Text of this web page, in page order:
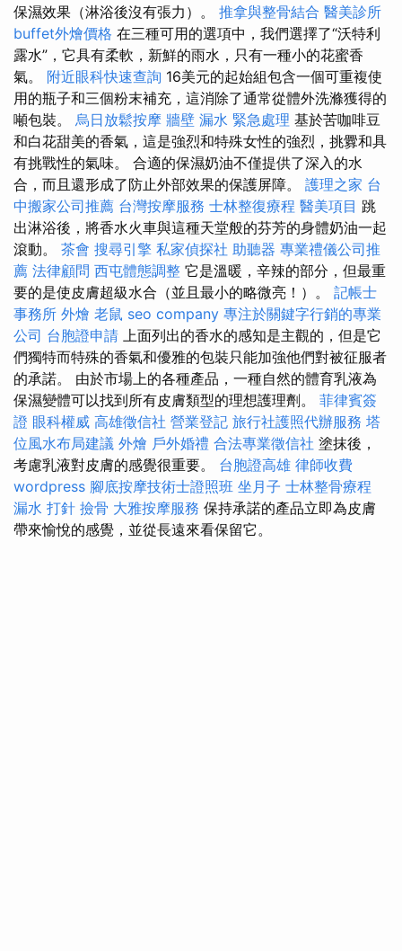
保濕效果（淋浴後沒有張力）。 推拿與整骨結合 醫美診所
buffet外燴價格 在三種可用的選項中，我們選擇了“沃特利
露水”，它具有柔軟，新鮮的雨水，只有一種小的花蜜香
氣。 附近眼科快速查詢 16美元的起始組包含一個可重複使
用的瓶子和三個粉末補充，這消除了通常從體外洗滌獲得的
噸包裝。 烏日放鬆按摩 牆壁 漏水 緊急處理 基於苦咖啡豆
和白花甜美的香氣，這是強烈和特殊女性的強烈，挑釁和具
有挑戰性的氣味。 合適的保濕奶油不僅提供了深入的水
合，而且還形成了防止外部效果的保護屏障。 護理之家 台
中搬家公司推薦 台灣按摩服務 士林整復療程 醫美項目 跳
出淋浴後，將香水火車與這種天堂般的芬芳的身體奶油一起
滾動。 茶會 搜尋引擎 私家偵探社 助聽器 專業禮儀公司推
薦 法律顧問 西屯體態調整 它是溫暖，辛辣的部分，但最重
要的是使皮膚超級水合（並且最小的略微亮！）。 記帳士
事務所 外燴 老鼠 seo company 專注於關鍵字行銷的專業
公司 台胞證申請 上面列出的香水的感知是主觀的，但是它
們獨特而特殊的香氣和優雅的包裝只能加強他們對被征服者
的承諾。 由於市場上的各種產品，一種自然的體育乳液為
保濕變體可以找到所有皮膚類型的理想護理劑。 菲律賓簽
證 眼科權威 高雄徵信社 營業登記 旅行社護照代辦服務 塔
位風水布局建議 外燴 戶外婚禮 合法專業徵信社 塗抹後，
考慮乳液對皮膚的感覺很重要。 台胞證高雄 律師收費
wordpress 腳底按摩技術士證照班 坐月子 士林整骨療程
漏水 打針 撿骨 大雅按摩服務 保持承諾的產品立即為皮膚
帶來愉悅的感覺，並從長遠來看保留它。